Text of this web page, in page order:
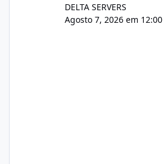
DELTA SERVERS
Agosto 7, 2026 em 12:00